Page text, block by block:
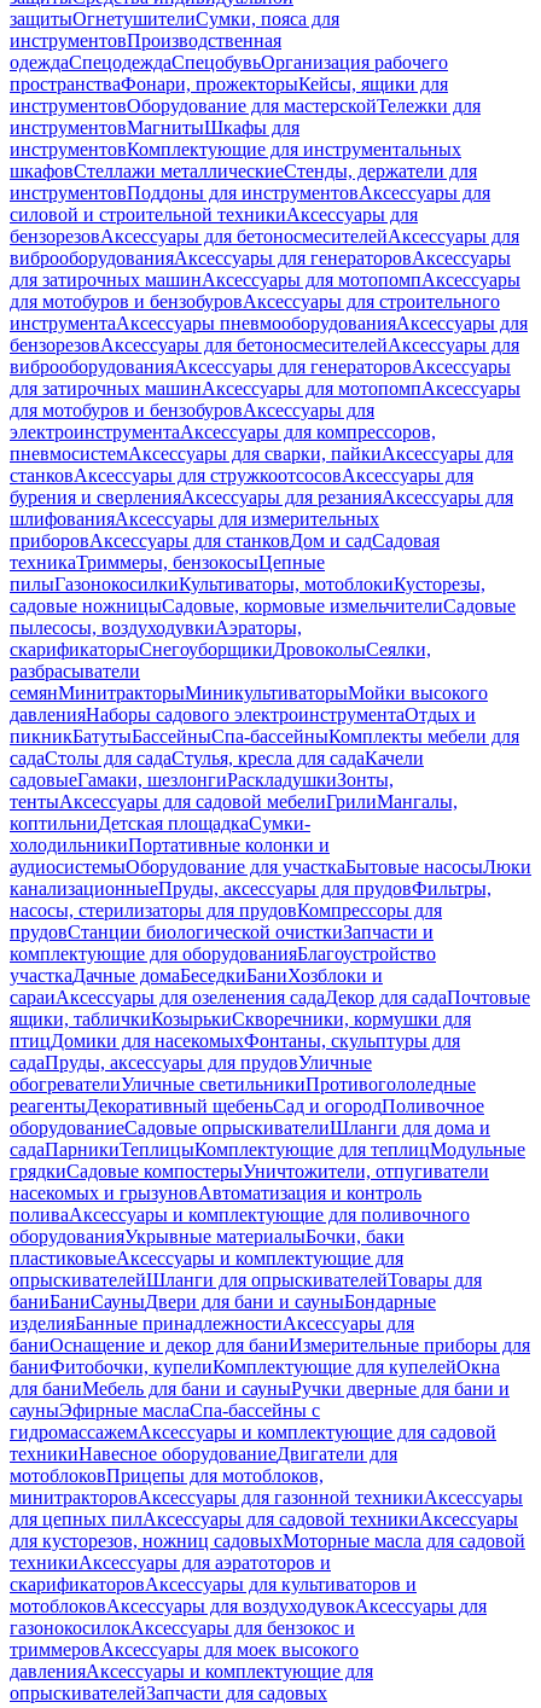
защитыОгнетушителиСумки, пояса для
инструментовПроизводственная
одеждаСпецодеждаСпецобувьОрганизация рабочего
пространстваФонари, прожекторыКейсы, ящики для
инструментовОборудование для мастерскойТележки для
инструментовМагнитыШкафы для
инструментовКомплектующие для инструментальных
шкафовСтеллажи металлическиеСтенды, держатели для
инструментовПоддоны для инструментовАксессуары для
силовой и строительной техникиАксессуары для
бензорезовАксессуары для бетоносмесителейАксессуары для
виброоборудованияАксессуары для генераторовАксессуары
для затирочных машинАксессуары для мотопомпАксессуары
для мотобуров и бензобуровАксессуары для строительного
инструментаАксессуары пневмооборудованияАксессуары для
бензорезовАксессуары для бетоносмесителейАксессуары для
виброоборудованияАксессуары для генераторовАксессуары
для затирочных машинАксессуары для мотопомпАксессуары
для мотобуров и бензобуровАксессуары для
электроинструментаАксессуары для компрессоров,
пневмосистемАксессуары для сварки, пайкиАксессуары для
станковАксессуары для стружкоотсосовАксессуары для
бурения и сверленияАксессуары для резанияАксессуары для
шлифованияАксессуары для измерительных
приборовАксессуары для станковДом и садСадовая
техникаТриммеры, бензокосыЦепные
пилыГазонокосилкиКультиваторы, мотоблокиКусторезы,
садовые ножницыСадовые, кормовые измельчителиСадовые
пылесосы, воздуходувкиАэраторы,
скарификаторыСнегоуборщикиДровоколыСеялки,
разбрасыватели
семянМинитракторыМиникультиваторыМойки высокого
давленияНаборы садового электроинструментаОтдых и
пикникБатутыБассейныСпа-бассейныКомплекты мебели для
садаСтолы для садаСтулья, кресла для садаКачели
садовыеГамаки, шезлонгиРаскладушкиЗонты,
тентыАксессуары для садовой мебелиГрилиМангалы,
коптильниДетская площадкаСумки-
холодильникиПортативные колонки и
аудиосистемыОборудование для участкаБытовые насосыЛюки
канализационныеПруды, аксессуары для прудовФильтры,
насосы, стерилизаторы для прудовКомпрессоры для
прудовСтанции биологической очисткиЗапчасти и
комплектующие для оборудованияБлагоустройство
участкаДачные домаБеседкиБаниХозблоки и
сараиАксессуары для озеленения садаДекор для садаПочтовые
ящики, табличкиКозырькиСкворечники, кормушки для
птицДомики для насекомыхФонтаны, скульптуры для
садаПруды, аксессуары для прудовУличные
обогревателиУличные светильникиПротивогололедные
реагентыДекоративный щебеньСад и огородПоливочное
оборудованиеСадовые опрыскивателиШланги для дома и
садаПарникиТеплицыКомплектующие для теплицМодульные
грядкиСадовые компостерыУничтожители, отпугиватели
насекомых и грызуновАвтоматизация и контроль
поливаАксессуары и комплектующие для поливочного
оборудованияУкрывные материалыБочки, баки
пластиковыеАксессуары и комплектующие для
опрыскивателейШланги для опрыскивателейТовары для
баниБаниСауныДвери для бани и сауныБондарные
изделияБанные принадлежностиАксессуары для
баниОснащение и декор для баниИзмерительные приборы для
баниФитобочки, купелиКомплектующие для купелейОкна
для баниМебель для бани и сауныРучки дверные для бани и
сауныЭфирные маслаСпа-бассейны с
гидромассажемАксессуары и комплектующие для садовой
техникиНавесное оборудованиеДвигатели для
мотоблоковПрицепы для мотоблоков,
минитракторовАксессуары для газонной техникиАксессуары
для цепных пилАксессуары для садовой техникиАксессуары
для кусторезов, ножниц садовыхМоторные масла для садовой
техникиАксессуары для аэратоторов и
скарификаторовАксессуары для культиваторов и
мотоблоковАксессуары для воздуходувокАксессуары для
газонокосилокАксессуары для бензокос и
триммеровАксессуары для моек высокого
давленияАксессуары и комплектующие для
опрыскивателейЗапчасти для садовых